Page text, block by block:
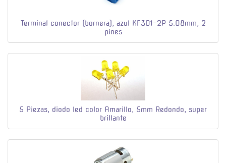
Terminal conector (bornera), azul KF301-2P 5.08mm, 2
pines
5 Piezas, diodo led color Amarillo, 5mm Redondo, super
brillante